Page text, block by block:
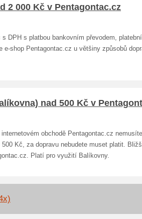
2 000 Kč v Pentagontac.cz
s DPH s platbou bankovním převodem,
e-shop Pentagontac.cz u většiny způsobů
nad 500 Kč v
obchodě Pentagontac.cz
Kč, za dopravu nebudete muset platit.
Platí pro využití Balíkovny.